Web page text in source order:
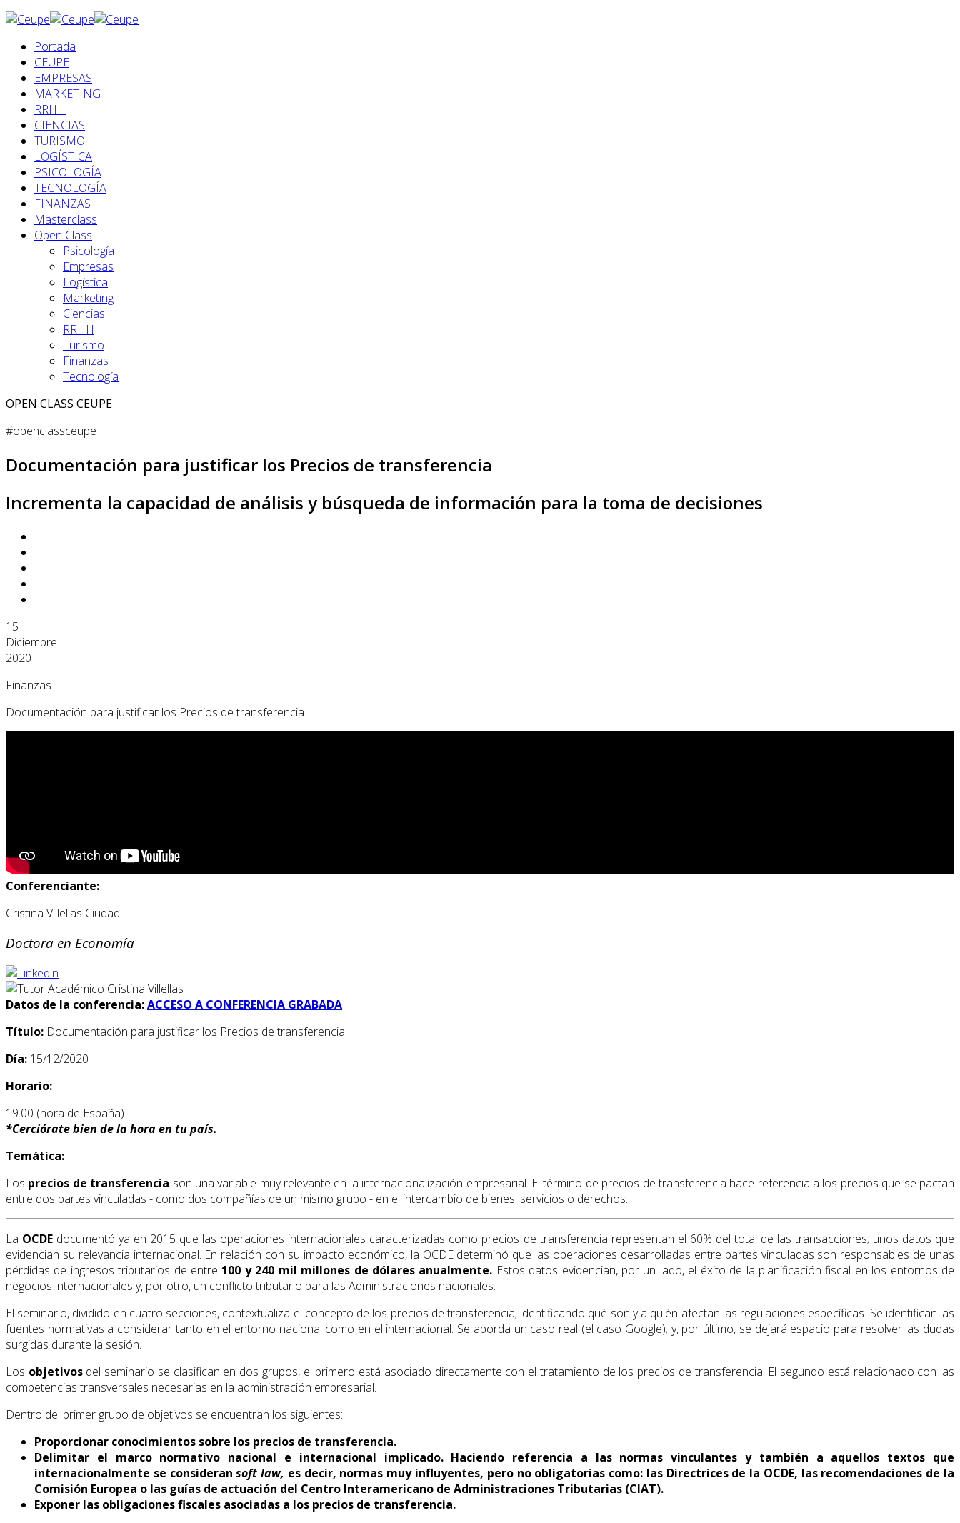
Portada
CEUPE
EMPRESAS
MARKETING
RRHH
CIENCIAS
TURISMO
LOGÍSTICA
PSICOLOGÍA
TECNOLOGÍA
FINANZAS
Masterclass
Open Class
Psicología
Empresas
Logística
Marketing
Ciencias
RRHH
Turismo
Finanzas
Tecnología
OPEN CLASS CEUPE
#openclassceupe
Documentación para justificar los Precios de transferencia
Incrementa la capacidad de análisis y búsqueda de información para la toma de decisiones
15
Diciembre
2020
Finanzas
Documentación para justificar los Precios de transferencia
Conferenciante:
Cristina Villellas Ciudad
Doctora en Economía
Datos de la conferencia:ACCESO A CONFERENCIA GRABADA
Título: Documentación para justificar los Precios de transferencia
Día: 15/12/2020
Horario:
19.00 (hora de España)
*Cerciórate bien de la hora en tu país.
Temática:
Los precios de transferencia son una variable muy relevante en la internacionalización empresarial. El término de precios de transferencia hace referencia a los precios que se pactan
entre dos partes vinculadas - como dos compañías de un mismo grupo - en el intercambio de bienes, servicios o derechos.
La OCDE documentó ya en 2015 que las operaciones internacionales caracterizadas como precios de transferencia representan el 60% del total de las transacciones; unos datos que
evidencian su relevancia internacional. En relación con su impacto económico, la OCDE determinó que las operaciones desarrolladas entre partes vinculadas son responsables de unas
pérdidas de ingresos tributarios de entre 100 y 240 mil millones de dólares anualmente. Estos datos evidencian, por un lado, el éxito de la planificación fiscal en los entornos de
negocios internacionales y, por otro, un conflicto tributario para las Administraciones nacionales.
El seminario, dividido en cuatro secciones, contextualiza el concepto de los precios de transferencia; identificando qué son y a quién afectan las regulaciones específicas. Se identifican las
fuentes normativas a considerar tanto en el entorno nacional como en el internacional. Se aborda un caso real (el caso Google); y, por último, se dejará espacio para resolver las dudas
surgidas durante la sesión.
Los objetivosdel seminario se clasifican en dos grupos, el primero está asociado directamente con el tratamiento de los precios de transferencia. El segundo está relacionado con las
competencias transversales necesarias en la administración empresarial.
Dentro del primer grupo de objetivos se encuentran los siguientes:
Proporcionar conocimientos sobre los precios de transferencia.
Delimitar el marco normativo nacional e internacional implicado. Haciendo referencia a las normas vinculantes y también a aquellos textos que
internacionalmente se consideransoft law, es decir, normas muy influyentes, pero no obligatorias como: las Directrices de la OCDE, las recomendaciones de la
Comisión Europea o las guías de actuación del Centro Interamericano de Administraciones Tributarias (CIAT).
Exponer las obligaciones fiscales asociadas a los precios de transferencia.